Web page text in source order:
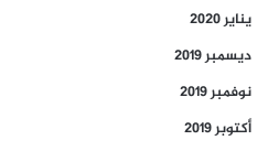
يناير 2020
ديسمبر 2019
نوفمبر 2019
أكتوبر 2019